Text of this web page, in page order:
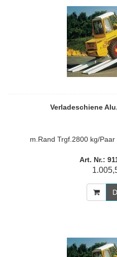
Verladeschiene
m.Rand Trgf.2800 kg/
Art. Nr.: